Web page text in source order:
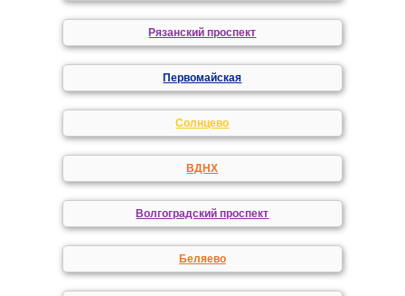
Рязанский проспект
Первомайская
Солнцево
ВДНХ
Волгоградский проспект
Беляево